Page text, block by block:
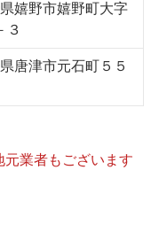
嬉野市嬉野町大字
３
唐津市元石町５５
業者もございます